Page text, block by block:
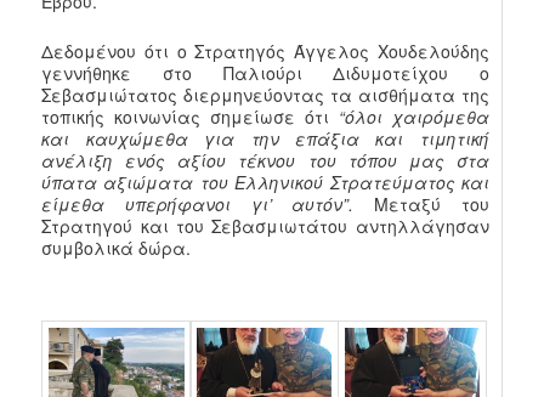
Δεδομένου ότι ο Στρατηγός Άγγελος Χουδελούδης
γεννήθηκε στο Παλιούρι Διδυμοτείχου ο
Σεβασμιώτατος διερμηνεύοντας τα αισθήματα της
τοπικής κοινωνίας σημείωσε ότι “όλοι χαιρόμεθα
και καυχώμεθα για την επάξια και τιμητική
ανέλιξη ενός αξίου τέκνου του τόπου μας στα
ύπατα αξιώματα του Ελληνικού Στρατεύματος και
είμεθα υπερήφανοι γι’ αυτόν”.
Μεταξύ του
Στρατηγού και του Σεβασμιωτάτου αντηλλάγησαν
συμβολικά δώρα.